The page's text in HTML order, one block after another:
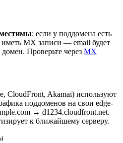
: если у поддомена есть
MX записи — email будет
Проверьте через MX
CloudFront, Akamai) используют
поддоменов на свои edge-
→ d1234.cloudfront.net.
к ближайшему серверу.